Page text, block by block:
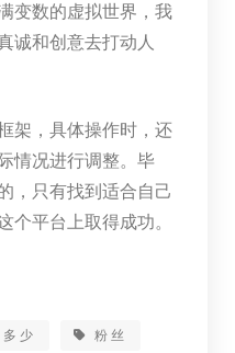
变数的虚拟世界，我
诚和创意去打动人
架，具体操作时，还
情况进行调整。毕
，只有找到适合自己
个平台上取得成功。
多少
粉丝